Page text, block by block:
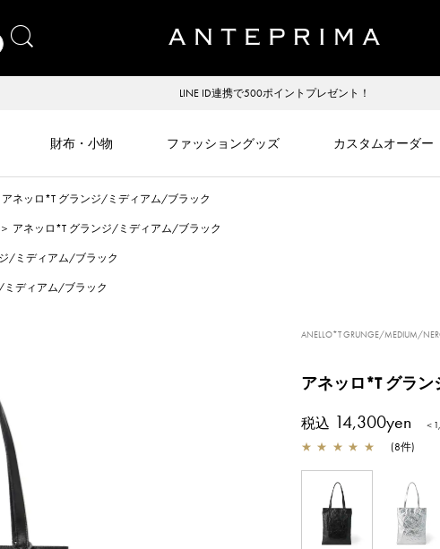
LINE ID連携で500ポイントプレゼント！
財布・小物 ファッショングッズ カスタムオーダー
アネッロ*T グランジ/ミディアム/ブラック
＞ アネッロ*T グランジ/ミディアム/ブラック
/ミディアム/ブラック
ディアム/ブラック
ANELLO*T GRUNGE/MEDIUM/
アネッロ*T グラ
税込 14,300yen ＜
★ ★ ★ ★ ★ (8件)